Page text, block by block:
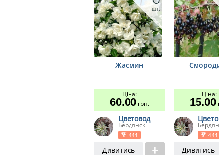
шт.
Жасмин
Ціна:
60.00грн.
Цветовод
Бердянск
441
Дивитись
Ціна:
15.00
441
Дивитись